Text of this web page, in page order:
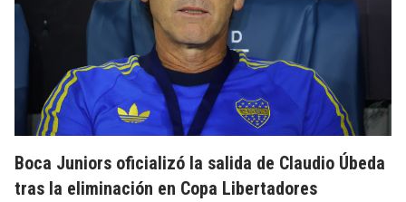
Boca Juniors oficializó la salida de Claudio Úbeda
tras la eliminación en Copa Libertadores